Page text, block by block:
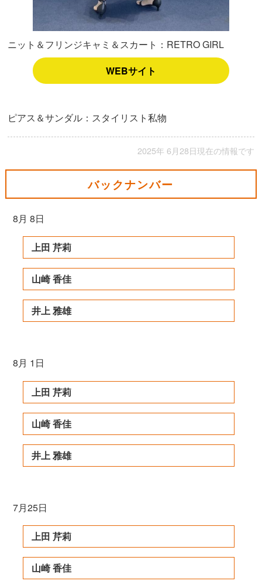
ニット＆フリンジキャミ＆スカート：RETRO GIRL
WEBサイト
ピアス＆サンダル：スタイリスト私物
2025年 6月28日現在の情報です
バックナンバー
8月 8日
上田 芹莉
山崎 香佳
井上 雅雄
8月 1日
上田 芹莉
山崎 香佳
井上 雅雄
7月25日
上田 芹莉
山崎 香佳